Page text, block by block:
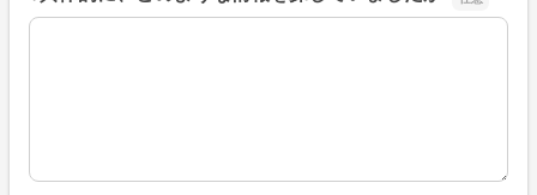
※具体的に、どのような情報を探していましたか